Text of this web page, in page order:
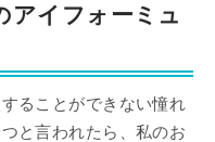
アイフォーミュ
ることができない憧れ
と言われたら、私のお